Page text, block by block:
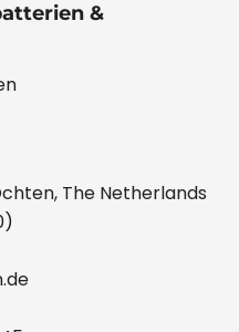
&
The Netherlands